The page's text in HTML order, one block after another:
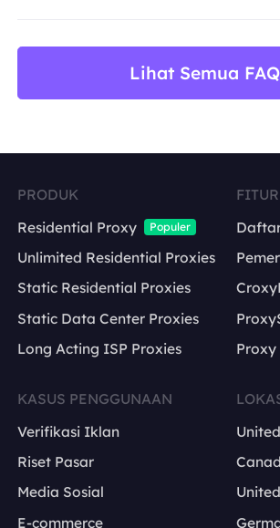
Lihat Semua FAQ
PRODUK
Residential Proxy
Populer
Unlimited Residential Proxies
Static Residential Proxies
Static Data Center Proxies
Long Acting ISP Proxies
FITUR
KASUS PENGGUNAAN
Verifikasi Iklan
Riset Pasar
Media Sosial
E-commerce